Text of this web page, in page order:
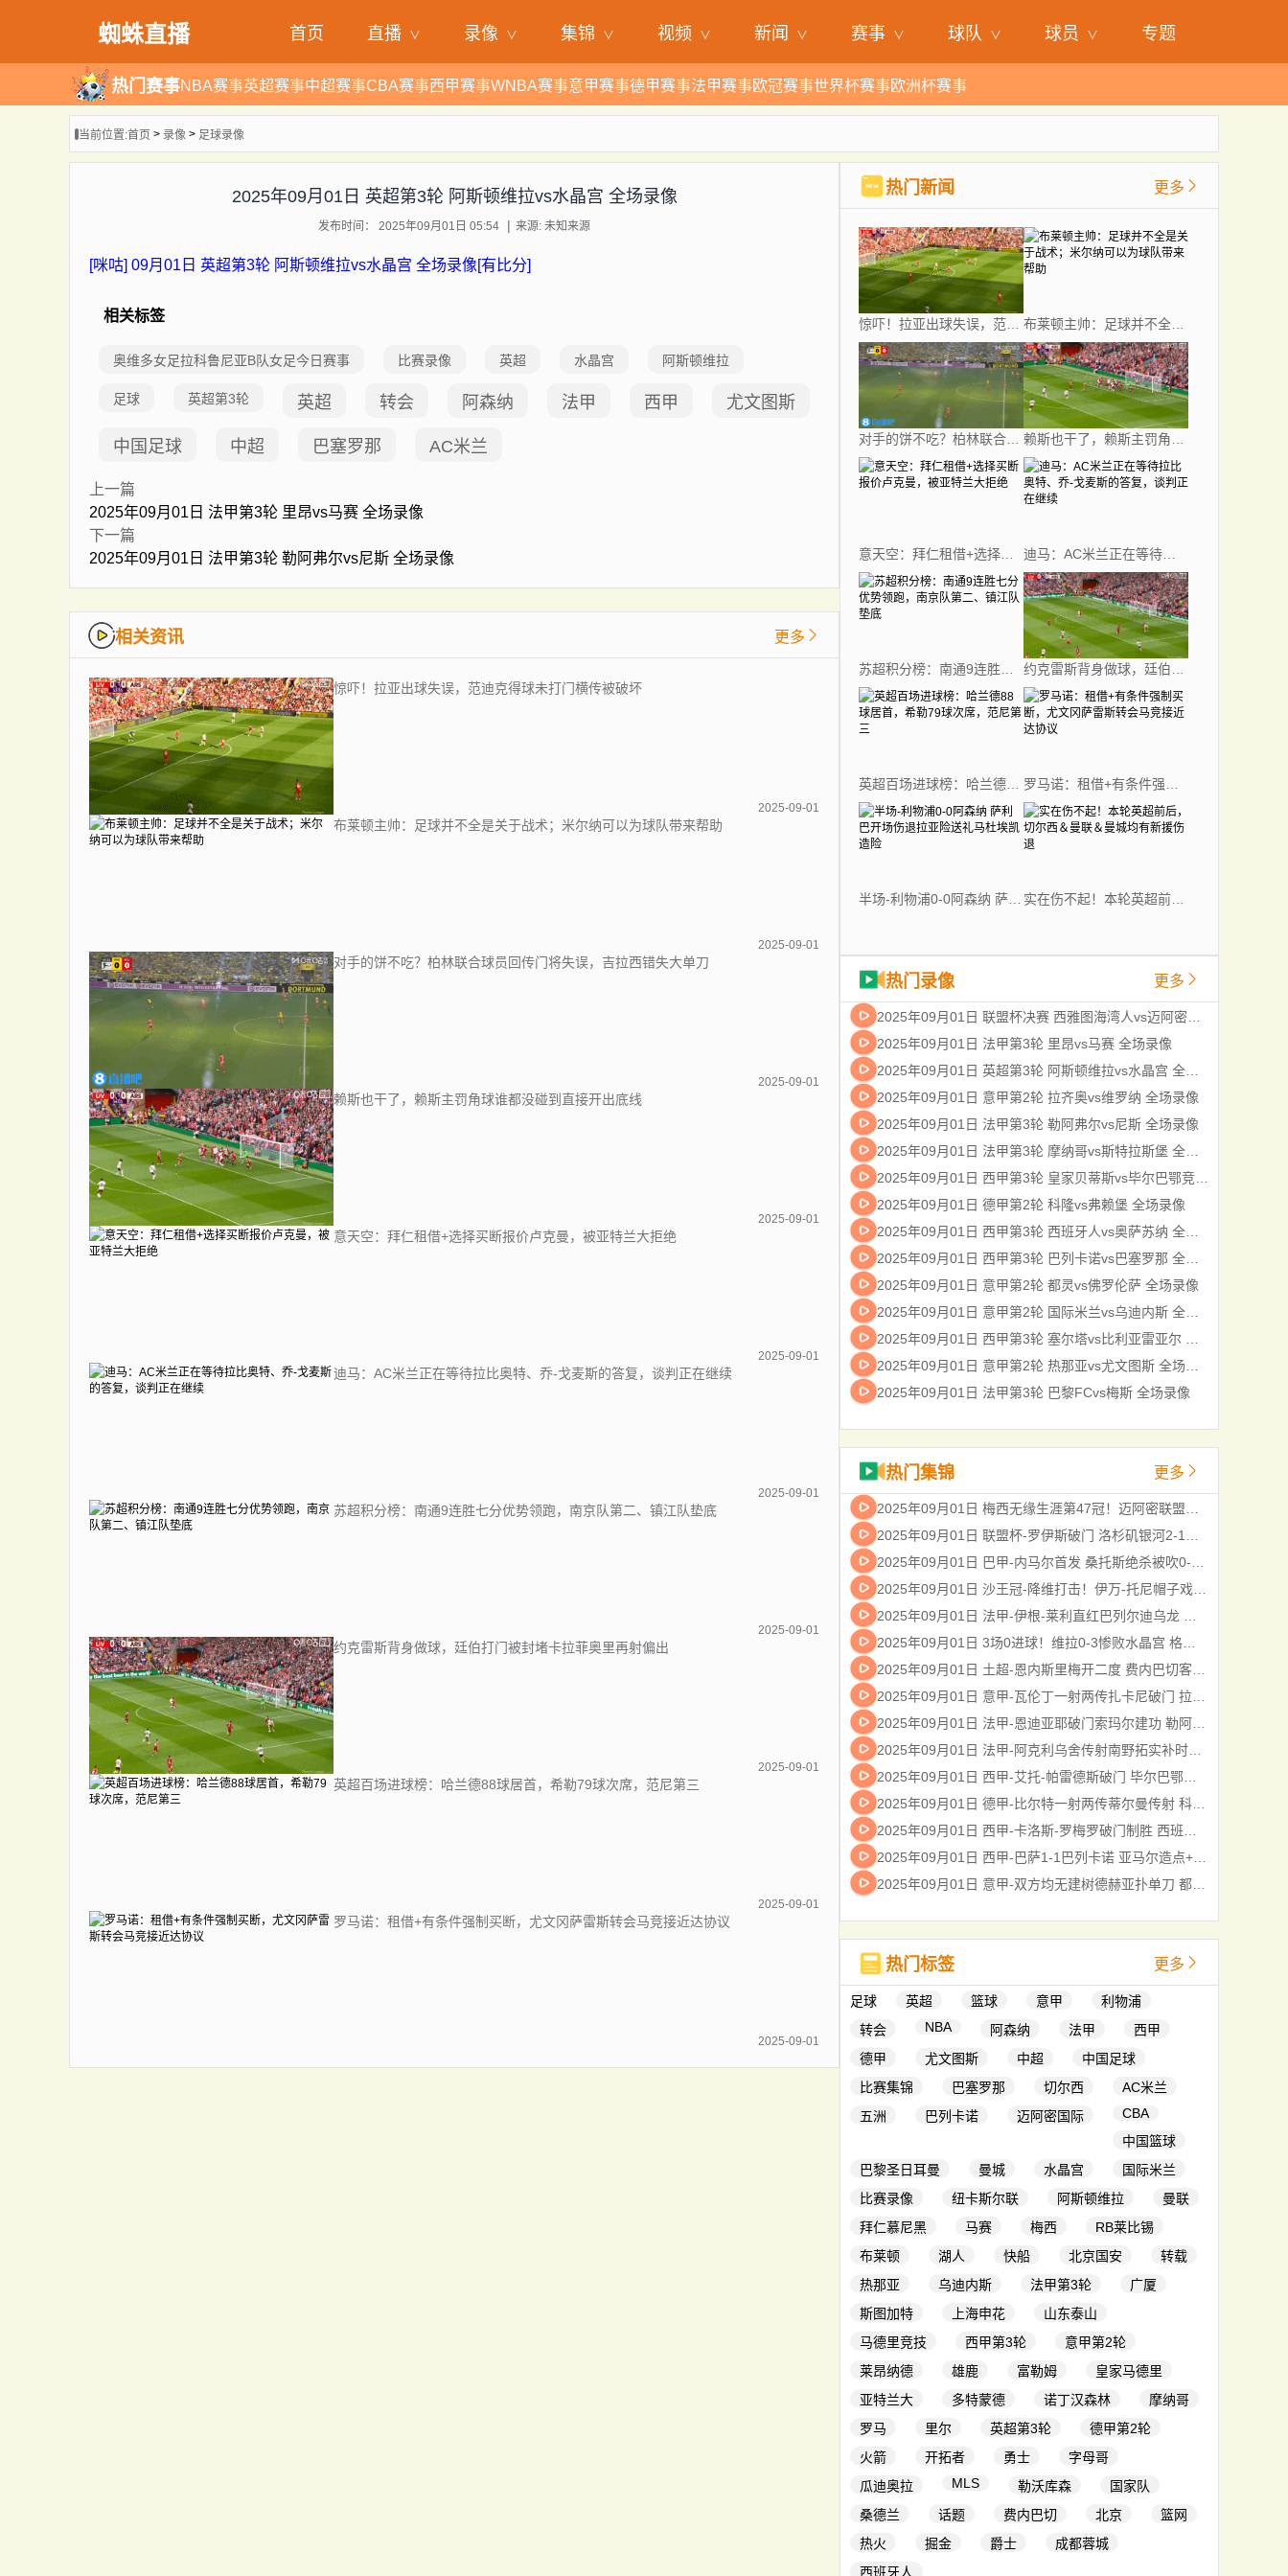
蜘蛛直播 首页 直播 录像 集锦 视频 新闻 赛事 球队 球员 专题
热门赛事NBA赛事英超赛事中超赛事CBA赛事西甲赛事WNBA赛事意甲赛事德甲赛事法甲赛事欧冠赛事世界杯赛事欧洲杯赛事
当前位置:首页 > 录像 > 足球录像
2025年09月01日 英超第3轮 阿斯顿维拉vs水晶宫 全场录像
发布时间： 2025年09月01日 05:54 来源: 未知来源
[咪咕] 09月01日 英超第3轮 阿斯顿维拉vs水晶宫 全场录像[有比分]
相关标签
奥维多女足拉科鲁尼亚B队女足今日赛事 比赛录像 英超 水晶宫 阿斯顿维拉
足球 英超第3轮 英超 转会 阿森纳 法甲 西甲 尤文图斯
中国足球 中超 巴塞罗那 AC米兰
上一篇
2025年09月01日 法甲第3轮 里昂vs马赛 全场录像
下一篇
2025年09月01日 法甲第3轮 勒阿弗尔vs尼斯 全场录像
相关资讯 更多
惊吓！拉亚出球失误，范迪克得球未打门横传被破坏
2025-09-01
布莱顿主帅：足球并不全是关于战术；米尔纳可以为球队带来帮助
2025-09-01
对手的饼不吃？柏林联合球员回传门将失误，吉拉西错失大单刀
2025-09-01
赖斯也干了，赖斯主罚角球谁都没碰到直接开出底线
2025-09-01
意天空：拜仁租借+选择买断报价卢克曼，被亚特兰大拒绝
2025-09-01
迪马：AC米兰正在等待拉比奥特、乔-戈麦斯的答复，谈判正在继续
2025-09-01
苏超积分榜：南通9连胜七分优势领跑，南京队第二、镇江队垫底
2025-09-01
约克雷斯背身做球，廷伯打门被封堵卡拉菲奥里再射偏出
2025-09-01
英超百场进球榜：哈兰德88球居首，希勒79球次席，范尼第三
2025-09-01
罗马诺：租借+有条件强制买断，尤文冈萨雷斯转会马竞接近达协议
2025-09-01
热门新闻 更多
热门录像 更多
2025年09月01日 法甲第3轮 里昂vs马赛 全场录像
2025年09月01日 意甲第2轮 拉齐奥vs维罗纳 全场录像
2025年09月01日 法甲第3轮 勒阿弗尔vs尼斯 全场录像
2025年09月01日 德甲第2轮 科隆vs弗赖堡 全场录像
2025年09月01日 意甲第2轮 都灵vs佛罗伦萨 全场录像
2025年09月01日 法甲第3轮 巴黎FCvs梅斯 全场录像
热门集锦 更多
热门标签 更多
足球 英超 篮球 意甲
利物浦
转会
NBA 阿森纳 法甲
西甲
德甲
尤文图斯 中超
中国足球
比赛集锦
巴塞罗那 切尔西
AC米兰
五洲
巴列卡诺 迈阿密国际
CBA
中国篮球
巴黎圣日耳曼
曼城 水晶宫
国际米兰
比赛录像
纽卡斯尔联 阿斯顿维拉
曼联
拜仁慕尼黑
马赛 梅西
RB莱比锡
布莱顿
湖人 快船 北京国安
转载
热那亚
乌迪内斯 法甲第3轮
广厦
斯图加特
上海申花
山东泰山
马德里竞技
西甲第3轮
意甲第2轮
莱昂纳德
雄鹿 富勒姆
皇家马德里
亚特兰大
多特蒙德 诺丁汉森林
摩纳哥
罗马
里尔 英超第3轮
德甲第2轮
火箭
开拓者 勇士
字母哥
瓜迪奥拉
MLS 勒沃库森
国家队
桑德兰
话题 费内巴切 北京
篮网
热火
掘金 爵士
成都蓉城
西班牙人